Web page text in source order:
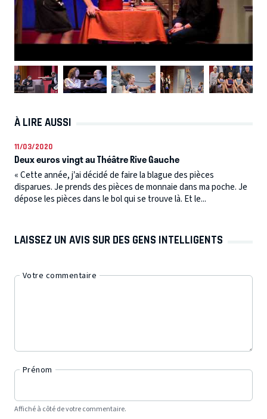
À LIRE AUSSI
11/03/2020
Deux euros vingt au Théâtre Rive Gauche
« Cette année, j’ai décidé de faire la blague des pièces
disparues. Je prends des pièces de monnaie dans ma poche. Je
dépose les pièces dans le bol qui se trouve là. Et le...
LAISSEZ UN AVIS SUR DES GENS INTELLIGENTS
Votre commentaire
Prénom
Affiché à côté de votre commentaire.